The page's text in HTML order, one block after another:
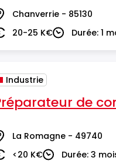
Chanverrie - 85130
20-25 K€DuréeDurée: 1
Industrie
de
La Romagne - 49740
<20 K€DuréeDurée: 3